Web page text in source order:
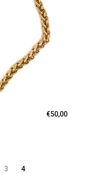
€50,00
3 4